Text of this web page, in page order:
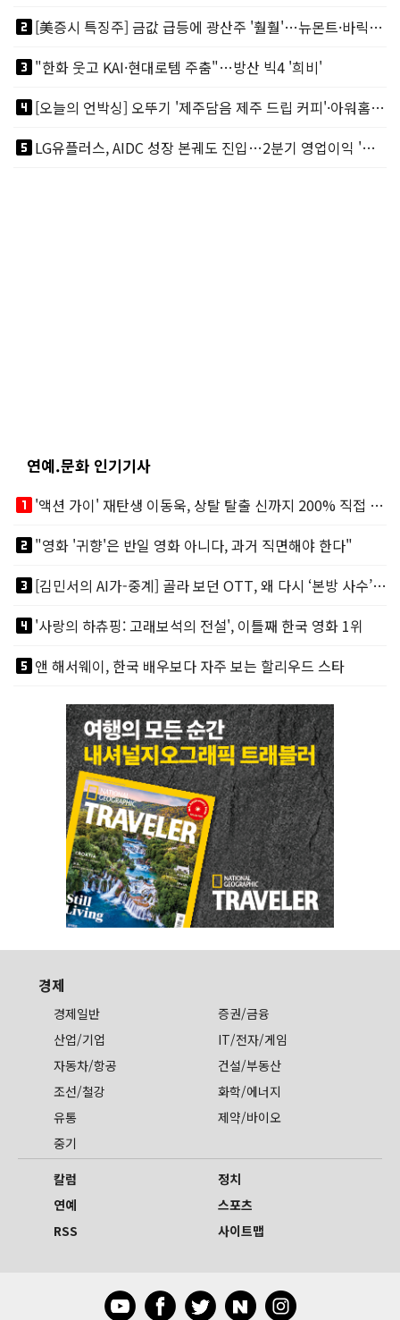
looks_two
[美증시 특징주] 금값 급등에 광산주 '훨훨'…뉴몬트·바릭마이닝 주도
looks_3"한화 웃고 KAI·현대로템 주춤"…방산 빅4 '희비'
looks_4
[오늘의 언박싱] 오뚜기 '제주담음 제주 드립 커피'·아워홈 ‘갓석박지’ 外
looks_5
LG유플러스, AIDC 성장 본궤도 진입…2분기 영업이익 '역대 최대'
연예.문화 인기기사
looks_one
'액션 가이' 재탄생 이동욱, 상탈 탈출 신까지 200% 직접 소화
looks_two"영화 '귀향'은 반일 영화 아니다, 과거 직면해야 한다"
looks_3
[김민서의 AI가-중계] 골라 보던 OTT, 왜 다시 ‘본방 사수’를 부르나
looks_4'사랑의 하츄핑: 고래보석의 전설', 이틀째 한국 영화 1위
looks_5앤 해서웨이, 한국 배우보다 자주 보는 할리우드 스타
경제
경제일반
증권/금융
산업/기업
IT/전자/게임
자동차/항공
건설/부동산
조선/철강
화학/에너지
유통
제약/바이오
중기
칼럼
정치
연예
스포츠
RSS
사이트맵